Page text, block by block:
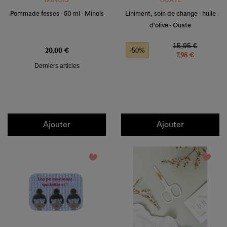
Pommade fesses - 50 ml - Minois
20,00 €
Derniers articles
Ajouter
Liniment, soin de change - huile
d'olive - Ouate
Prix de base
15,95 €
-50%
Prix
7,98 €
Ajouter
favorite_border favorite_border